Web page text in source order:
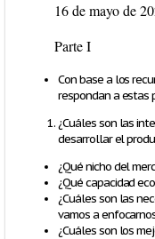
16 de mayo de
Parte I
Con base a los
respondan a estas
¿Cuáles son las
desarrollar el
¿Qué nicho del
¿Qué capacidad
¿Cuáles son las
vamos a
¿Cuáles son los